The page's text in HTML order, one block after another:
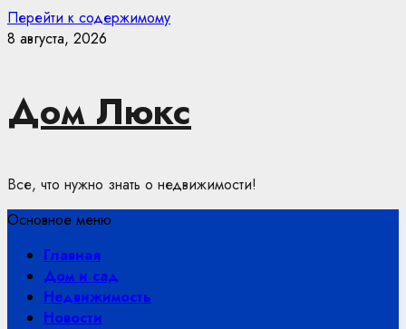
Перейти к содержимому
8 августа, 2026
Дом Люкс
Все, что нужно знать о недвижимости!
Основное меню
Главная
Дом и сад
Недвижимость
Новости